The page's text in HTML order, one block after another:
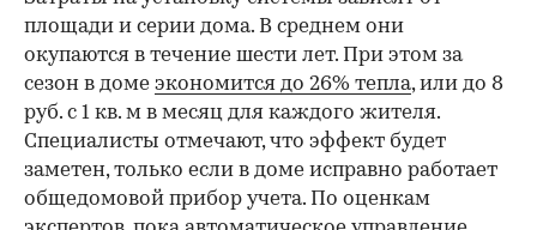
площади и серии дома. В среднем они
окупаются в течение шести лет. При этом за
сезон в доме экономится до 26% тепла, или до 8
руб. с 1 кв. м в месяц для каждого жителя.
Специалисты отмечают, что эффект будет
заметен, только если в доме исправно работает
общедомовой прибор учета. По оценкам